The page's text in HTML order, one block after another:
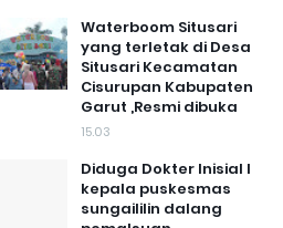
Waterboom Situsari
yang terletak di Desa
Situsari Kecamatan
Cisurupan Kabupaten
Garut ,Resmi dibuka
15.03
Diduga Dokter Inisial I
kepala puskesmas
sungaililin dalang